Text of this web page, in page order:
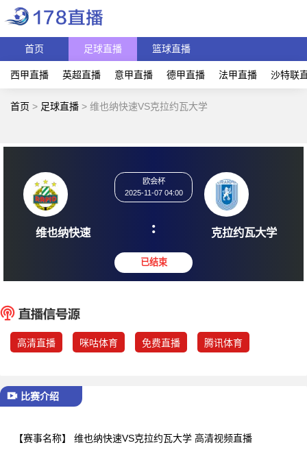
首页 足球直播 篮球直播
西甲直播 英超直播 意甲直播 德甲直播 法甲直播 沙特联
首页 > 足球直播 > 维也纳快速VS克拉约瓦大学
维也纳快速
2025-11-07 04:00
: 克拉约
高清直播 咪咕体育 免费直播 腾讯体育
比赛介绍
【赛事名称】 维也纳快速VS克拉约瓦大学 高清视频直播